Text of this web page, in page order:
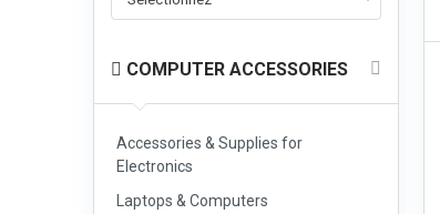
COMPUTER ACCESSORIES
Accessories & Supplies for
Electronics
Laptops & Computers